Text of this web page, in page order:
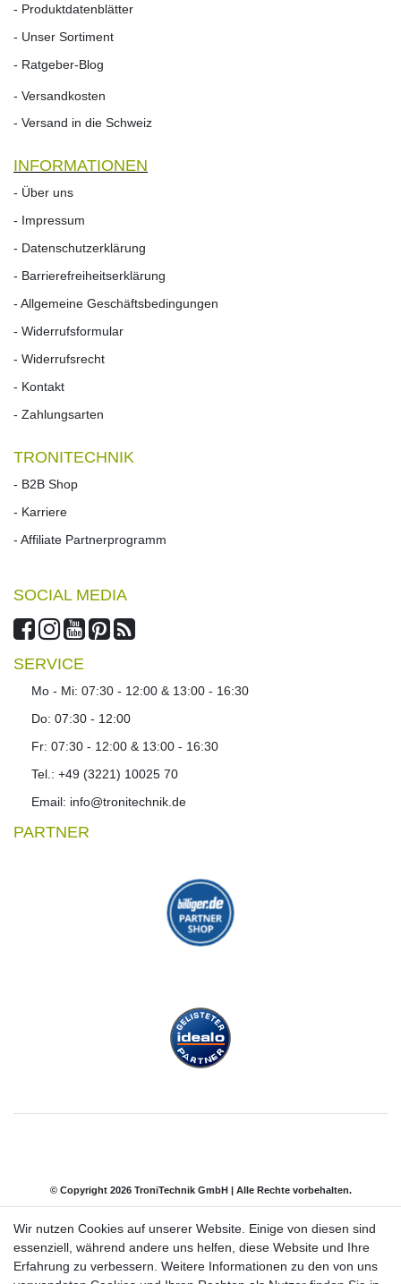
- Produktdatenblätter
- Unser Sortiment
- Ratgeber-Blog
- Versandkosten
- Versand in die Schweiz
INFORMATIONEN
- Über uns
- Impressum
- Datenschutzerklärung
- Barrierefreiheitserklärung
- Allgemeine Geschäftsbedingungen
- Widerrufsformular
- Widerrufs­recht
- Kontakt
- Zahlungsarten
TRONITECHNIK
- B2B Shop
- Karriere
- Affiliate Partnerprogramm
SOCIAL MEDIA
SERVICE
Mo - Mi: 07:30 - 12:00 & 13:00 - 16:30
Do: 07:30 - 12:00
Fr: 07:30 - 12:00 & 13:00 - 16:30
Tel.: +49 (3221) 10025 70
Email: info@tronitechnik.de
PARTNER
© Copyright 2026 TroniTechnik GmbH | Alle Rechte vorbehalten.
Impressum Daten­schutz­erklärung AGB
Wir nutzen Cookies auf unserer Website. Einige von diesen sind
essenziell, während andere uns helfen, diese Website und Ihre
Erfahrung zu verbessern. Weitere Informationen zu den von uns